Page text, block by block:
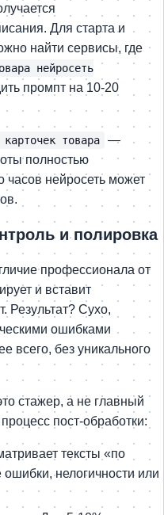
Для старта и
найти сервисы, где
нейросеть
промпт на 10-20
товара
—
полностью
часов нейросеть может
и полировка
профессионала от
и вставит
Результат? Сухо,
ошибками
всего, без уникального
стажер, а не главный
пост-обработки:
тексты «по
нелогичности или